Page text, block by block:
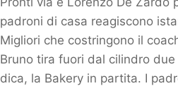
padroni di casa reagiscono
Migliori che costringono il
Bruno tira fuori dal cilindro
dica, la Bakery in partita. I